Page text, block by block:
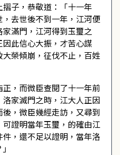
摺子，恭敬道：「十一年
去世後不到一年，江河便
滿門，江河得到玉璽之
此信心大振，才苦心謀
榮傾崩，征伐不止，百姓
正，而微臣查閱了十一年前
家滅門之時，江大人正因
，微臣幾經走訪，又尋到
證明當年玉璽，的確由江
，還不足以證明，當年洛